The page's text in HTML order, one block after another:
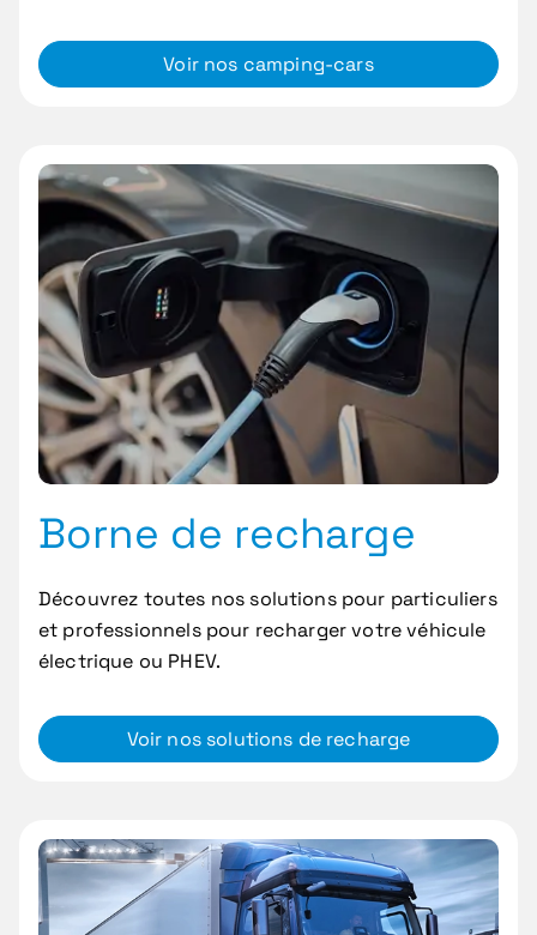
Voir nos camping-cars
Borne de recharge
Découvrez toutes nos solutions pour particuliers
et professionnels pour recharger votre véhicule
électrique ou PHEV.
Voir nos solutions de recharge